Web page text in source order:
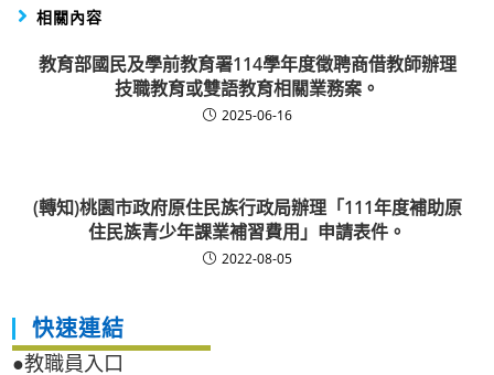
相關內容
教育部國民及學前教育署114學年度徵聘商借教師辦理
技職教育或雙語教育相關業務案。
2025-06-16
(轉知)桃園市政府原住民族行政局辦理「111年度補助原
住民族青少年課業補習費用」申請表件。
2022-08-05
快速連結
●教職員入口